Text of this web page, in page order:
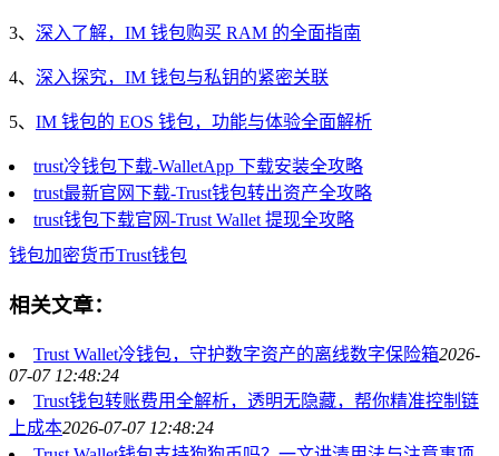
3、 深入了解，IM 钱包购买 RAM 的全面指南
4、 深入探究，IM 钱包与私钥的紧密关联
5、 IM 钱包的 EOS 钱包，功能与体验全面解析
trust冷钱包下载-WalletApp 下载安装全攻略
trust最新官网下载-Trust钱包转出资产全攻略
trust钱包下载官网-Trust Wallet 提现全攻略
钱包加密货币Trust钱包
相关文章：
Trust Wallet冷钱包，守护数字资产的离线数字保险箱2026-
07-07 12:48:24
Trust钱包转账费用全解析，透明无隐藏，帮你精准控制链
上成本2026-07-07 12:48:24